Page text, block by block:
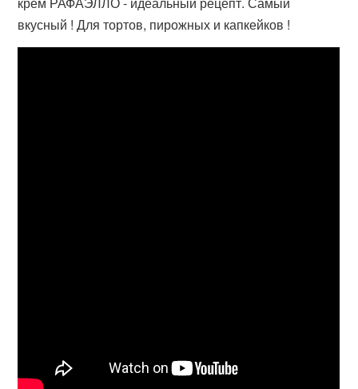
вкусный ! Для тортов, пирожных и капкейков !